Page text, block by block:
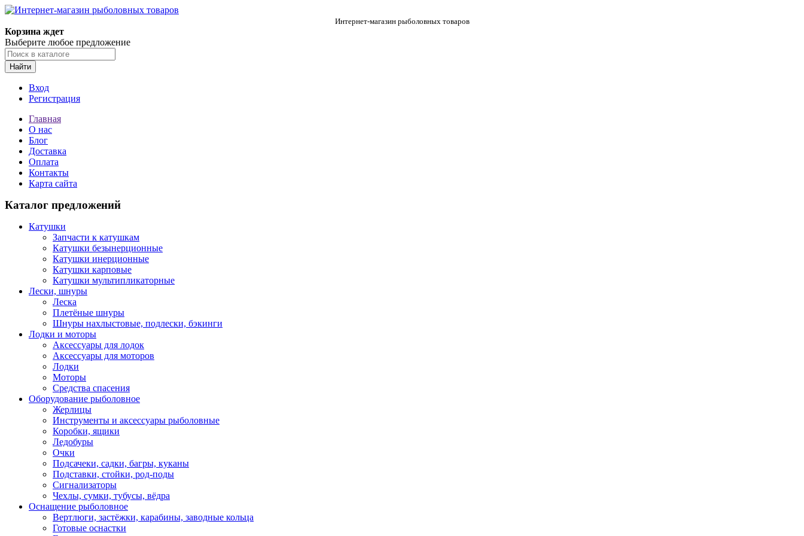
Интернет-магазин рыболовных товаров
Корзина ждет
Выберите любое предложение
Найти
Вход
Регистрация
Главная
О нас
Блог
Доставка
Оплата
Контакты
Карта сайта
Каталог предложений
Катушки
Запчасти к катушкам
Катушки безынерционные
Катушки инерционные
Катушки карповые
Катушки мультипликаторные
Лески, шнуры
Леска
Плетёные шнуры
Шнуры нахлыстовые, подлески, бэкинги
Лодки и моторы
Аксессуары для лодок
Аксессуары для моторов
Лодки
Моторы
Средства спасения
Оборудование рыболовное
Жерлицы
Инструменты и аксессуары рыболовные
Коробки, ящики
Ледобуры
Очки
Подсачеки, садки, багры, куканы
Подставки, стойки, род-поды
Сигнализаторы
Чехлы, сумки, тубусы, вёдра
Оснащение рыболовное
Вертлюги, застёжки, карабины, заводные кольца
Готовые оснастки